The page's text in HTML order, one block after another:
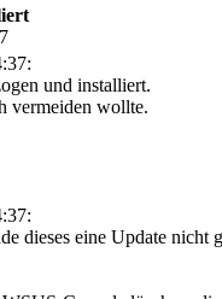
und installiert.
vermeiden wollte.
dieses eine Update